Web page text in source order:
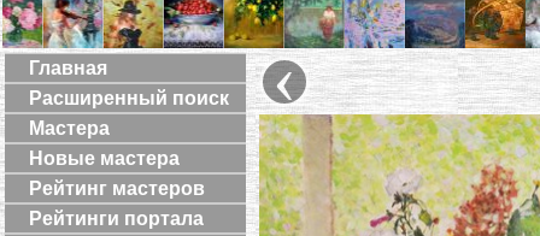
Главная
Расширенный поиск
Мастера
Новые мастера
Рейтинг мастеров
Рейтинги портала
‹